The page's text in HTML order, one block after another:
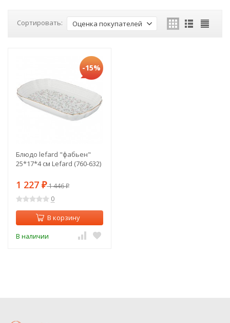
Сортировать: Оценка покупателей
-15%
Блюдо lefard "фабьен"
25*17*4 см Lefard (760-632)
1 227 ₽1 446₽
0
В корзину
В наличии